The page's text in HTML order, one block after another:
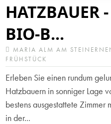
HATZBAUER
BIO-B...
MARIA ALM AM
FRÜHSTÜCK
Erleben Sie einen rundum
Hatzbauern in sonniger Lage
bestens ausgestattete Zimmer
in der...